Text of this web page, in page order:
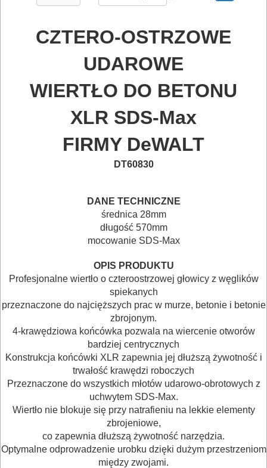
POMIAROWE
NARZĘDZIA
BUDOWLANE
ELEKTRY..
GLAZURNICZE
MASZYNKI
BUDOWLANE
OBRÓBKA
DREWNA
OBRÓBKA
WARSZTATOWE
RĘCZNE
I
CZTERO-OSTRZOWE
UDAROWE
WIERTŁO DO BETONU
XLR SDS-Max
FIRMY DeWALT
DT60830
DANE TECHNICZNE
średnica 28mm
długość 570mm
mocowanie SDS-Max
OPIS PRODUKTU
Profesjonalne wiertło o czteroostrzowej głowicy z węglików
spiekanych
przeznaczone do najcięższych prac w murze, betonie i betonie
zbrojonym.
4-krawędziowa końcówka pozwala na wiercenie otworów
bardziej centrycznych
Konstrukcja końcówki XLR zapewnia jej dłuższą żywotność i
trwałość krawędzi roboczych
Przeznaczone do wszystkich młotów udarowo-obrotowych z
uchwytem SDS-Max.
Wiertło nie blokuje się przy natrafieniu na lekkie elementy
zbrojeniowe,
co zapewnia dłuższą żywotność narzędzia.
Optymalne odprowadzenie urobku dzięki dużym przestrzeniom
między zwojami.